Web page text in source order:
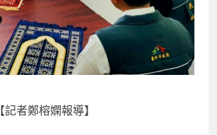
【記者鄭榕嫻報導】